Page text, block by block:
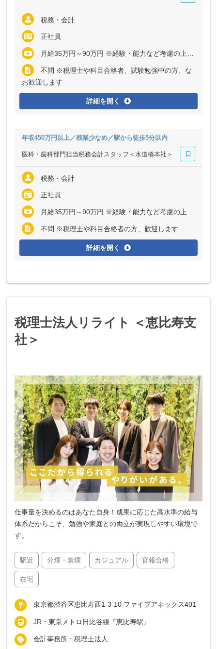
税務・会計
正社員
月給35万円～90万円 ※経験・能力など考慮の上、決定いたします ※上記に固定残業代（月32時間分＝6万6160円～17万6000円）を含む ※超過分は別途全額支給
不問 ※税理士や科目合格者、試験勉強中の方、な
お歓迎します
詳細を開く
年収450万円以上／残業少なめ／駅から徒歩5分以内
医科・歯科部門担当税務会計スタッフ＜水道橋本社＞
税務・会計
正社員
月給35万円～90万円 ※経験・能力など考慮の上、決定いたします ※上記に固定残業代（月32時間分＝6万6160円～17万6000円）を含む ※超過分は別途全額支給
不問 ※税理士や科目合格者の方、歓迎します
詳細を開く
税理士法人リライト ＜恵比寿支
社＞
仕事量を決めるのはあなた自身！成果に応じた高水準の給与
体系だからこそ、勉強や家庭との両立が実現しやすい環境で
す。
駅近 分煙・禁煙 カジュアル 官報合格
在宅
東京都渋谷区恵比寿西1-3-10 ファイブアネックス401
JR・東京メトロ日比谷線『恵比寿駅』
会計事務所・税理士法人